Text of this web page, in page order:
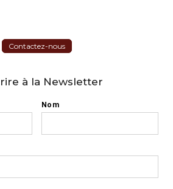
Contactez-nous
à la Newsletter